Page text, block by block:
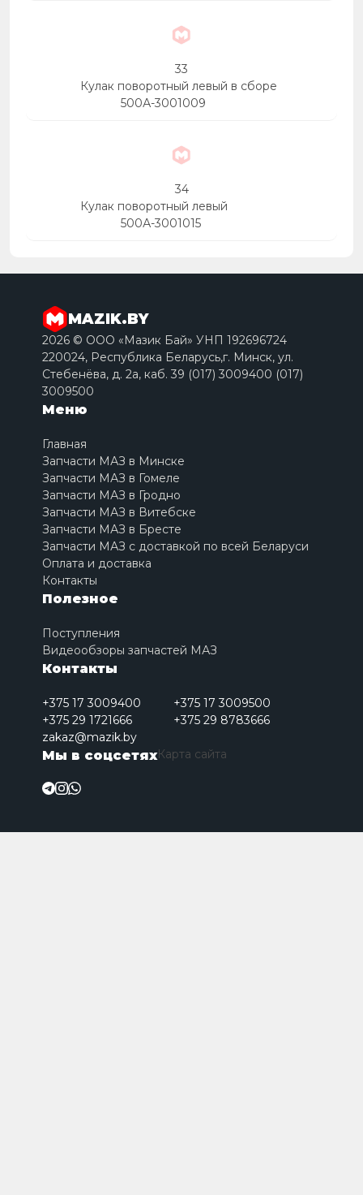
33
Кулак поворотный левый в сборе
500А-3001009
34
Кулак поворотный левый
500А-3001015
MAZIK.BY
2026 © ООО «Мазик Бай» УНП 192696724
220024, Республика Беларусь,г. Минск, ул.
Стебенёва, д. 2a, каб. 39 (017) 3009400 (017)
3009500
Меню
Главная
Запчасти МАЗ в Минске
Запчасти МАЗ в Гомеле
Запчасти МАЗ в Гродно
Запчасти МАЗ в Витебске
Запчасти МАЗ в Бресте
Запчасти МАЗ с доставкой по всей Беларуси
Оплата и доставка
Контакты
Полезное
Поступления
Видеообзоры запчастей МАЗ
Контакты
+375 17 3009400
+375 17 3009500
+375 29 1721666
+375 29 8783666
zakaz@mazik.by
Мы в соцсетяхКарта сайта